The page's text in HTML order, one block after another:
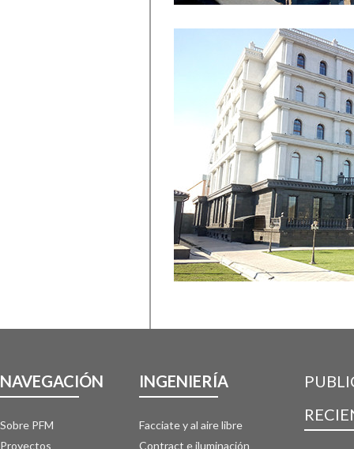
NAVEGACIÓN
Sobre PFM
Proyectos
INGENIERÍA
Facciate y al aire libre
Contract e iluminación